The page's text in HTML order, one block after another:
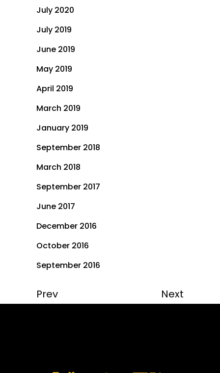
July 2020
July 2019
June 2019
May 2019
April 2019
March 2019
January 2019
September 2018
March 2018
September 2017
June 2017
December 2016
October 2016
September 2016
Prev Next